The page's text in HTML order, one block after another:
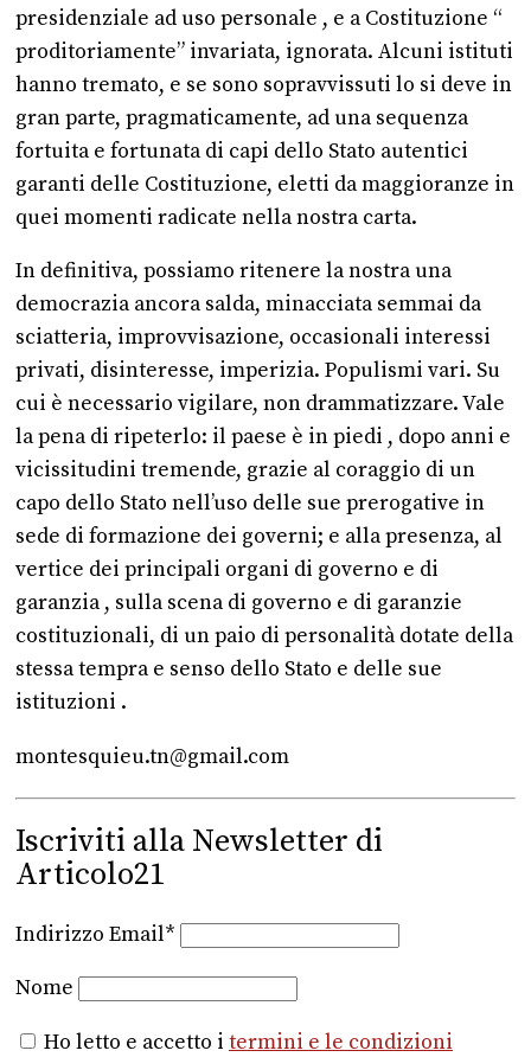
presidenziale ad uso personale , e a Costituzione “
proditoriamente” invariata, ignorata. Alcuni istituti
hanno tremato, e se sono sopravvissuti lo si deve in
gran parte, pragmaticamente, ad una sequenza
fortuita e fortunata di capi dello Stato autentici
garanti delle Costituzione, eletti da maggioranze in
quei momenti radicate nella nostra carta.
In definitiva, possiamo ritenere la nostra una
democrazia ancora salda, minacciata semmai da
sciatteria, improvvisazione, occasionali interessi
privati, disinteresse, imperizia. Populismi vari. Su
cui è necessario vigilare, non drammatizzare. Vale
la pena di ripeterlo: il paese è in piedi , dopo anni e
vicissitudini tremende, grazie al coraggio di un
capo dello Stato nell’uso delle sue prerogative in
sede di formazione dei governi; e alla presenza, al
vertice dei principali organi di governo e di
garanzia , sulla scena di governo e di garanzie
costituzionali, di un paio di personalità dotate della
stessa tempra e senso dello Stato e delle sue
istituzioni .
montesquieu.tn@gmail.com
Iscriviti alla Newsletter di
Articolo21
Indirizzo Email*
Nome
Ho letto e accetto i termini e le condizioni